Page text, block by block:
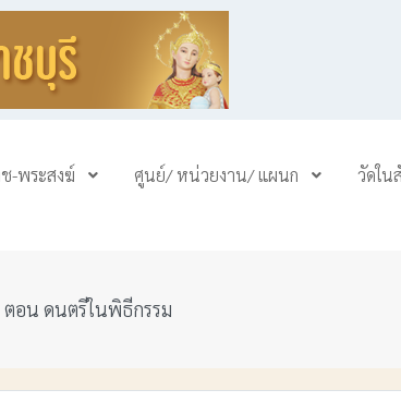
-พระสงฆ์ ศูนย์/ หน่วยงาน/ แผนก วัดใ
อน ดนตรีในพิธีกรรม